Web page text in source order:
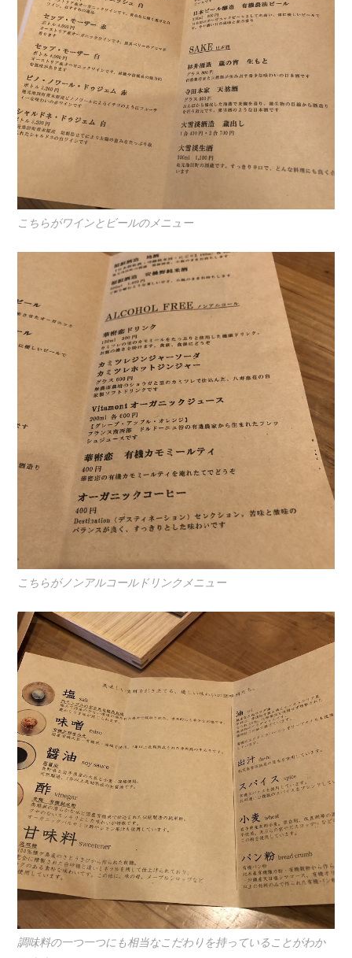
こちらがワインとビールのメニュー
こちらがノンアルコールドリンクメニュー
調味料の一つ一つにも相当なこだわりを持っていることがわか